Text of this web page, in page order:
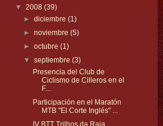
▼ 2008 (39)
►diciembre(1)
►noviembre(5)
►octubre(1)
▼septiembre(3)
Presencia del Club de
Ciclismo de Cilleros en el
F...
Participación en el Maratón
MTB "El Corte Inglés" ...
IV BTT Trilhos da Raia